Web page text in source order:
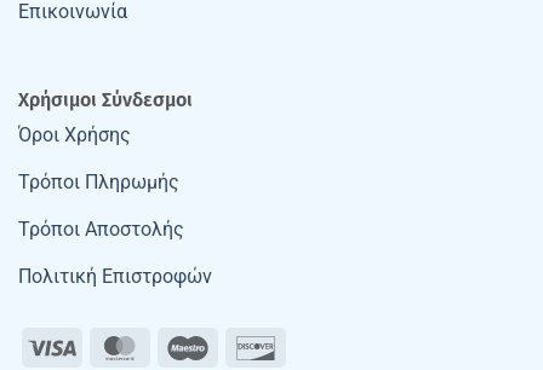
Επικοινωνία
Χρήσιμοι Σύνδεσμοι
Όροι Χρήσης
Τρόποι Πληρωμής
Τρόποι Αποστολής
Πολιτική Επιστροφών
Visa MasterCardMaestro